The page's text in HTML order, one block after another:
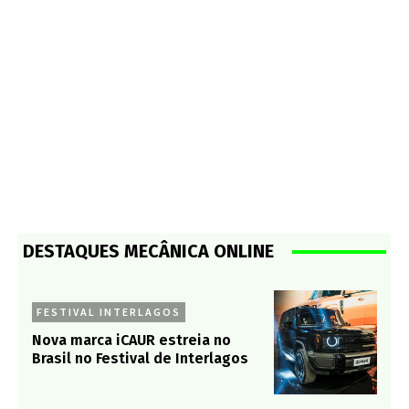
DESTAQUES MECÂNICA ONLINE
FESTIVAL INTERLAGOS
Nova marca iCAUR estreia no
Brasil no Festival de Interlagos